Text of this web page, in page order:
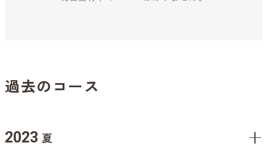
過去のコース
2023 夏